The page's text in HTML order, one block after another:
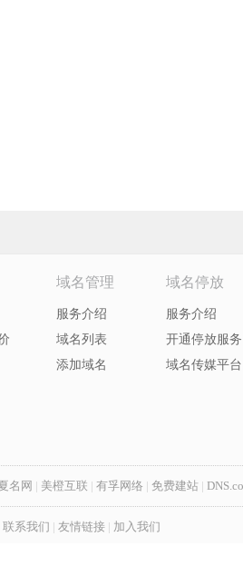
域名管理
服务介绍
域名列表
添加域名
域名停放
服务介绍
开通停放服务
域名传媒平台
名网 | 美橙互联 | 有孚网络 | 免费建站 |
联系我们 | 友情链接 | 加入我们